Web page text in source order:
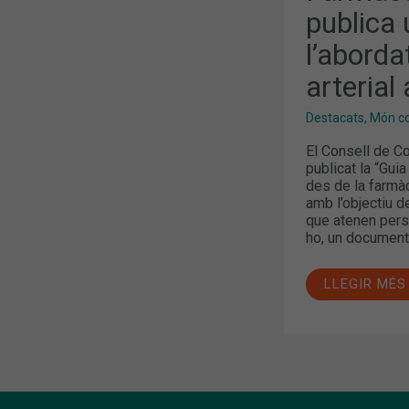
publica
arterial
Destacats, Món
El Consell de
publicat la
des de la
amb l’objectiu
que atenen
ho, un
A
DE
LA
ARTERIAL
A
LA
FARMÀCIA
LLEGIR MÉS